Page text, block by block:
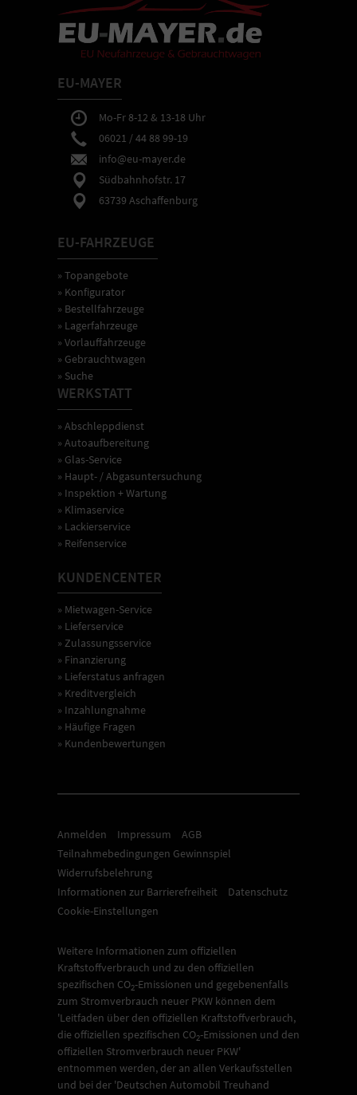
EU-MAYER
Mo-Fr 8-12 & 13-18 Uhr
06021 / 44 88 99-19
info@eu-mayer.de
Südbahnhofstr. 17
63739 Aschaffenburg
EU-FAHRZEUGE
» Topangebote
» Konfigurator
» Bestellfahrzeuge
» Lagerfahrzeuge
» Vorlauffahrzeuge
» Gebrauchtwagen
» Suche
WERKSTATT
» Abschleppdienst
» Autoaufbereitung
» Glas-Service
» Haupt- / Abgasuntersuchung
» Inspektion + Wartung
» Klimaservice
» Lackierservice
» Reifenservice
KUNDENCENTER
» Mietwagen-Service
» Lieferservice
» Zulassungsservice
» Finanzierung
» Lieferstatus anfragen
» Kreditvergleich
» Inzahlungnahme
» Häufige Fragen
» Kundenbewertungen
Anmelden Impressum
AGB
Teilnahmebedingungen Gewinnspiel
Widerrufsbelehrung
Informationen zur Barrierefreiheit
Datenschutz
Cookie-Einstellungen
Weitere Informationen zum offiziellen
Kraftstoffverbrauch und zu den offiziellen
spezifischen CO2-Emissionen und gegebenenfalls
zum Stromverbrauch neuer PKW können dem
'Leitfaden über den offiziellen Kraftstoffverbrauch,
die offiziellen spezifischen CO2-Emissionen und den
offiziellen Stromverbrauch neuer PKW'
entnommen werden, der an allen Verkaufsstellen
und bei der 'Deutschen Automobil Treuhand